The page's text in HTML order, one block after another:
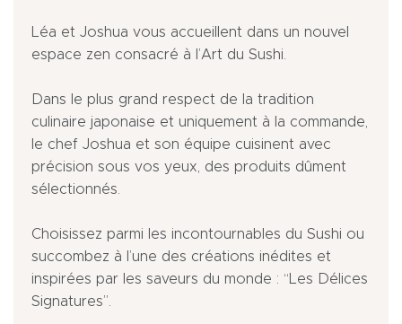
Léa et Joshua vous accueillent dans un nouvel
espace zen consacré à l’Art du Sushi.
Dans le plus grand respect de la tradition
culinaire japonaise et uniquement à la commande,
le chef Joshua et son équipe cuisinent avec
précision sous vos yeux, des produits dûment
sélectionnés.
Choisissez parmi les incontournables du Sushi ou
succombez à l’une des créations inédites et
inspirées par les saveurs du monde : “Les Délices
Signatures”.